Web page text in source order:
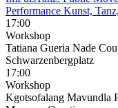
Performance Kunst,
17:00
Workshop
Tatiana Gueria Nade
Schwarzenbergplatz
17:00
Workshop
Kgotsofalang Mavundla